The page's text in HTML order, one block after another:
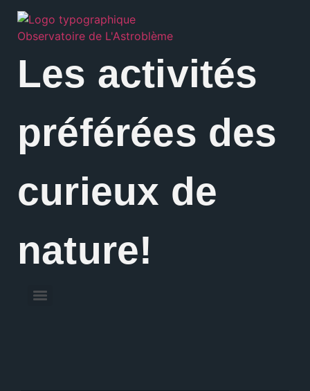
Les activités
préférées des
curieux de
nature!